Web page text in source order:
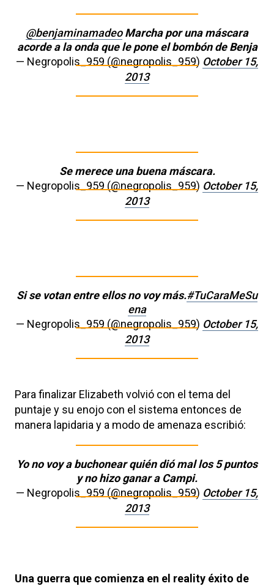
@benjaminamadeoMarcha por una máscara
acorde a la onda que le pone el bombón de Benja
— Negropolis_959 (@negropolis_959) October 15,
2013
Se merece una buena máscara.
— Negropolis_959 (@negropolis_959) October 15,
2013
Si se votan entre ellos no voy más.#TuCaraMeSu
ena
— Negropolis_959 (@negropolis_959) October 15,
2013
Para finalizar Elizabeth volvió con el tema del
puntaje y su enojo con el sistema entonces de
manera lapidaria y a modo de amenaza escribió:
Yo no voy a buchonear quién dió mal los 5 puntos
y no hizo ganar a Campi.
— Negropolis_959 (@negropolis_959) October 15,
2013
Una guerra que comienza en el reality éxito de